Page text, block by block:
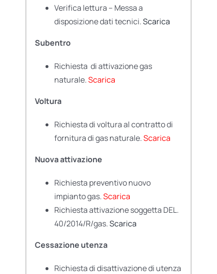
Verifica lettura – Messa a
disposizione dati tecnici.Scarica
Subentro
Richiesta di attivazione gas
naturale.Scarica
Voltura
Richiesta di voltura al contratto di
fornitura di gas naturale.Scarica
Nuova attivazione
Richiesta preventivo nuovo
impianto gas.Scarica
Richiesta attivazione soggetta DEL.
40/2014/R/gas.Scarica
Cessazione utenza
Richiesta di disattivazione di utenza